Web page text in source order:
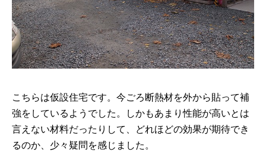
こちらは仮設住宅です。今ごろ断熱材を外から貼って補
強をしているようでした。しかもあまり性能が高いとは
言えない材料だったりして、どれほどの効果が期待でき
るのか、少々疑問を感じました。